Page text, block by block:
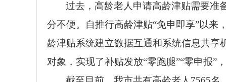
过去，高龄老人申请高龄津贴需要准
分不便。自推行高龄津贴“免申即享”以来
龄津贴系统建立数据互通和系统信息共享
对象，实现了补贴发放“零跑腿”“零申报”